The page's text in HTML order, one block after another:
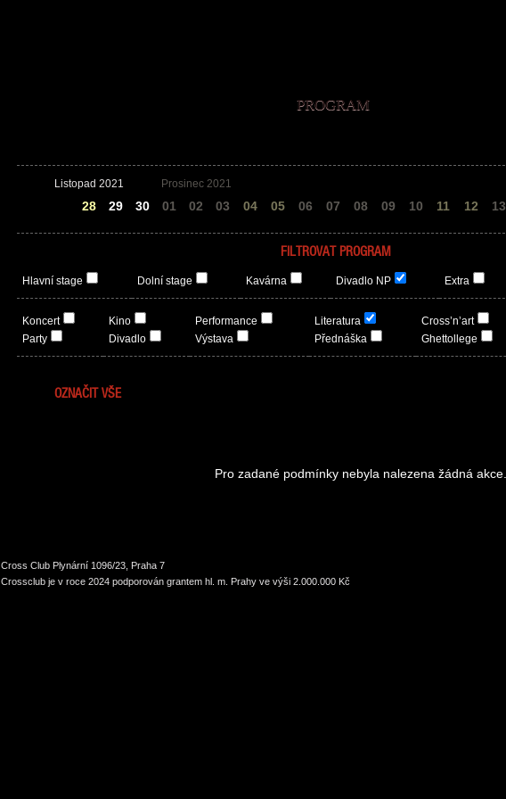
PROGRAM
Listopad 2021
28 29 30
Prosinec 2021
01 02 03 04 05 06 07 08 09 10 11 12 13
FILTROVAT PROGRAM
Hlavní stage Dolní stage Kavárna Divadlo NP Extra
Koncert
Party
Kino
Divadlo
Performance
Výstava
Literatura
Přednáška
Cross’n’art
Ghettollege
OZNAČIT VŠE
Pro zadané podmínky nebyla nalezena žádná akce.
Cross Club Plynární 1096/23, Praha 7
Crossclub je v roce 2024 podporován grantem hl. m. Prahy ve výši 2.000.000 Kč